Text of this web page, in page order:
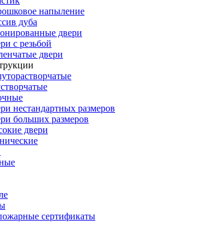
напыление
дуба
двери
с резьбой
двери
нестандартных размеров
больших размеров
двери
сертификаты